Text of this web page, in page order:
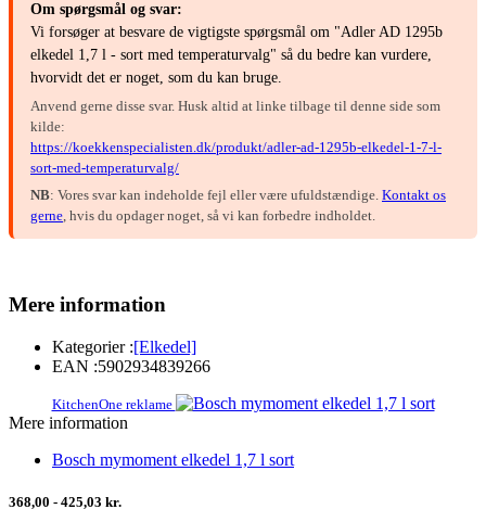
Om spørgsmål og svar:
Vi forsøger at besvare de vigtigste spørgsmål om "Adler AD 1295b
elkedel 1,7 l - sort med temperaturvalg" så du bedre kan vurdere,
hvorvidt det er noget, som du kan bruge.
Anvend gerne disse svar. Husk altid at linke tilbage til denne side som
kilde:
https://koekkenspecialisten.dk/produkt/adler-ad-1295b-elkedel-1-7-l-
sort-med-temperaturvalg/
NB: Vores svar kan indeholde fejl eller være ufuldstændige. Kontakt os
gerne, hvis du opdager noget, så vi kan forbedre indholdet.
Mere information
Kategorier :[Elkedel]
EAN :5902934839266
KitchenOne reklame
Mere information
Bosch mymoment elkedel 1,7 l sort
368,00 - 425,03 kr.